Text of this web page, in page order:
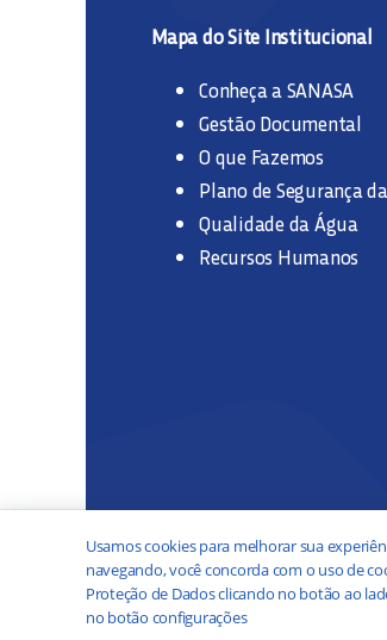
Mapa do Site Institucional
Conheça a SANASA
Gestão Documental
O que Fazemos
Plano de Segurança
Qualidade da Água
Recursos Humanos
Usamos cookies para melhorar sua
navegando, você concorda com o uso de
Proteção de Dados clicando no botão ao
no botão configurações